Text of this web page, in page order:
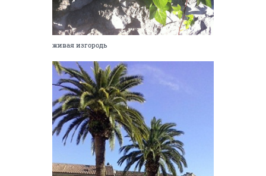
живая изгородь